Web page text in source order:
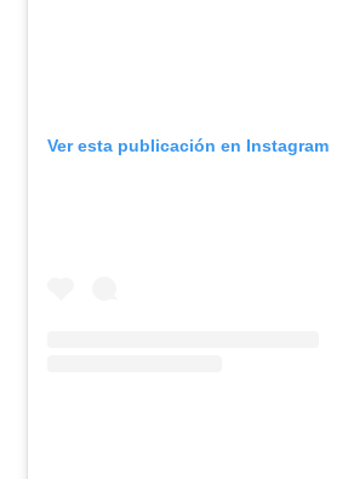
Ver esta publicación en Instagram